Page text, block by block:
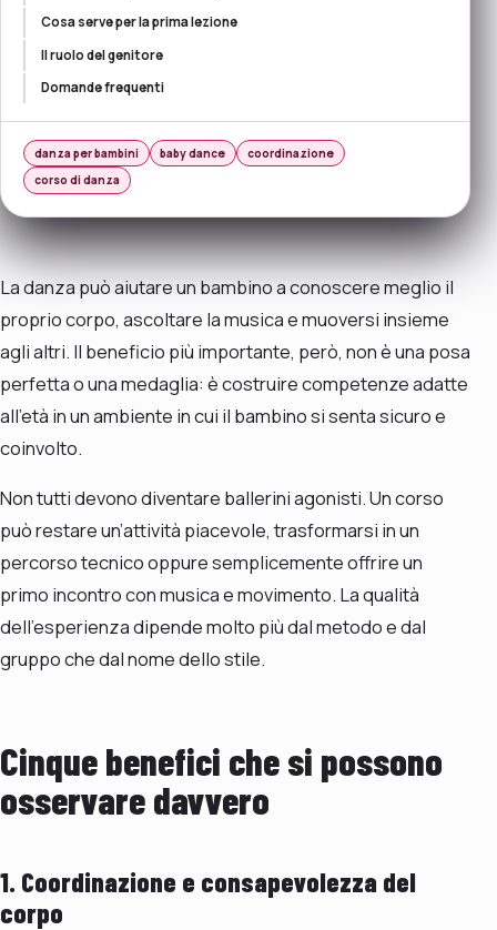
Cosa serve per la prima lezione
Il ruolo del genitore
Domande frequenti
danza per bambini baby dance
coordinazione
corso di danza
La danza può aiutare un bambino a conoscere meglio il
proprio corpo, ascoltare la musica e muoversi insieme
agli altri. Il beneficio più importante, però, non è una posa
perfetta o una medaglia: è costruire competenze adatte
all’età in un ambiente in cui il bambino si senta sicuro e
coinvolto.
Non tutti devono diventare ballerini agonisti. Un corso
può restare un’attività piacevole, trasformarsi in un
percorso tecnico oppure semplicemente offrire un
primo incontro con musica e movimento. La qualità
dell’esperienza dipende molto più dal metodo e dal
gruppo che dal nome dello stile.
Cinque benefici che si possono
osservare davvero
1. Coordinazione e consapevolezza del
corpo